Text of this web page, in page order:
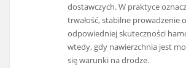
dostawczych. W praktyce
trwałość, stabilne prowadzenie
odpowiedniej skuteczności
wtedy, gdy nawierzchnia jest
się warunki na drodze.